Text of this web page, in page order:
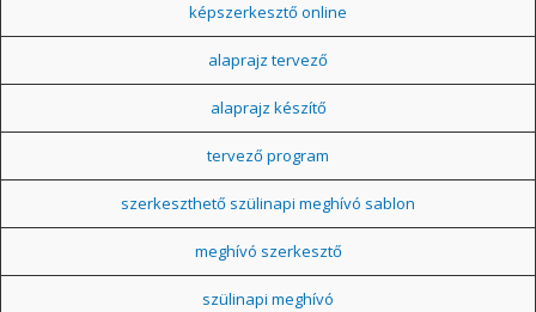
képszerkesztő online
alaprajz tervező
alaprajz készítő
tervező program
szerkeszthető szülinapi meghívó sablon
meghívó szerkesztő
szülinapi meghívó